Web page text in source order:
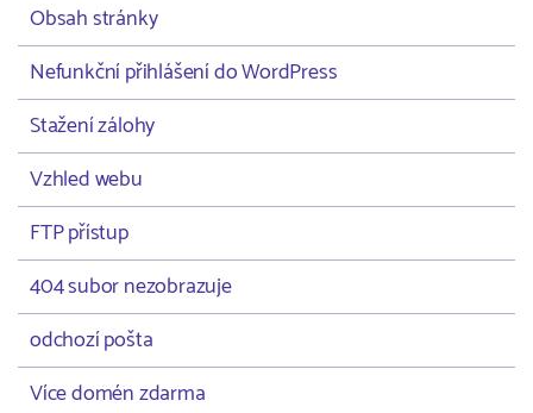
Obsah stránky
Nefunkční přihlášení do WordPress
Stažení zálohy
Vzhled webu
FTP přístup
404 subor nezobrazuje
odchozí pošta
Více domén zdarma